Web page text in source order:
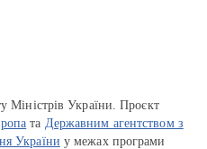
Міністрів України. Проєкт
та Державним агентством з
України у межах програми